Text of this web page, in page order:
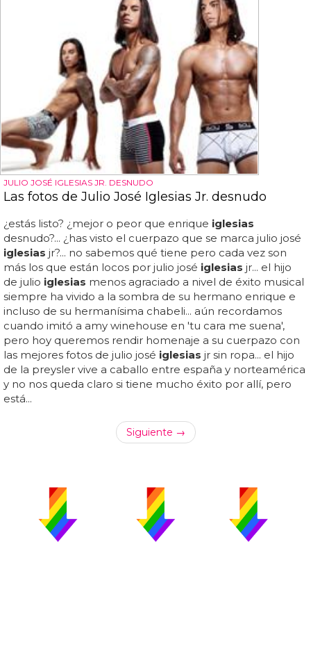
JULIO JOSÉ IGLESIAS JR. DESNUDO
Las fotos de Julio José Iglesias Jr. desnudo
¿estás listo? ¿mejor o peor que enrique iglesias
desnudo?... ¿has visto el cuerpazo que se marca julio josé
iglesias jr?... no sabemos qué tiene pero cada vez son
más los que están locos por julio josé iglesias jr... el hijo
de julio iglesias menos agraciado a nivel de éxito musical
siempre ha vivido a la sombra de su hermano enrique e
incluso de su hermanísima chabeli... aún recordamos
cuando imitó a amy winehouse en 'tu cara me suena',
pero hoy queremos rendir homenaje a su cuerpazo con
las mejores fotos de julio josé iglesias jr sin ropa... el hijo
de la preysler vive a caballo entre españa y norteamérica
y no nos queda claro si tiene mucho éxito por allí, pero
está...
Siguiente →